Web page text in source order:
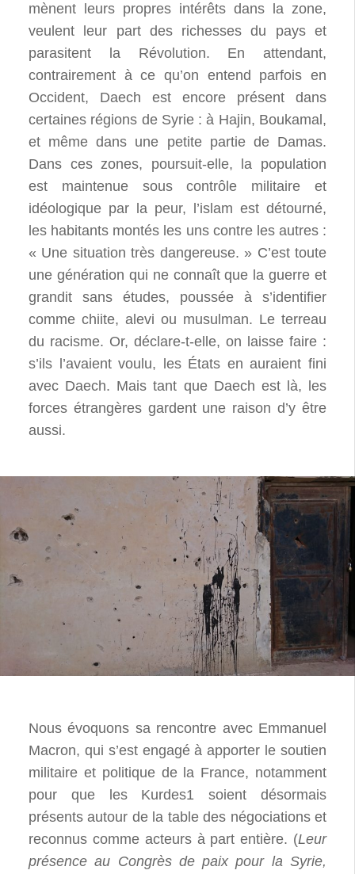
mènent leurs propres intérêts dans la zone,
veulent leur part des richesses du pays et
parasitent la Révolution. En attendant,
contrairement à ce qu’on entend parfois en
Occident, Daech est encore présent dans
certaines régions de Syrie : à Hajin, Boukamal,
et même dans une petite partie de Damas.
Dans ces zones, poursuit-elle, la population
est maintenue sous contrôle militaire et
idéologique par la peur, l’islam est détourné,
les habitants montés les uns contre les autres :
« Une situation très dangereuse. » C’est toute
une génération qui ne connaît que la guerre et
grandit sans études, poussée à s’identifier
comme chiite, alevi ou musulman. Le terreau
du racisme. Or, déclare-t-elle, on laisse faire :
s’ils l’avaient voulu, les États en auraient fini
avec Daech. Mais tant que Daech est là, les
forces étrangères gardent une raison d’y être
aussi.
Nous évoquons sa rencontre avec Emmanuel
Macron, qui s’est engagé à apporter le soutien
militaire et politique de la France, notamment
pour que les Kurdes1 soient désormais
présents autour de la table des négociations et
reconnus comme acteurs à part entière. (Leur
présence au Congrès de paix pour la Syrie,